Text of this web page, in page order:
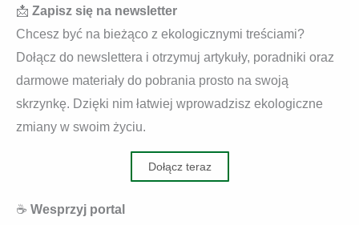
📩 Zapisz się na newsletter
Chcesz być na bieżąco z ekologicznymi treściami?
Dołącz do newslettera i otrzymuj artykuły, poradniki oraz
darmowe materiały do pobrania prosto na swoją
skrzynkę. Dzięki nim łatwiej wprowadzisz ekologiczne
zmiany w swoim życiu.
Dołącz teraz
☕ Wesprzyj portal